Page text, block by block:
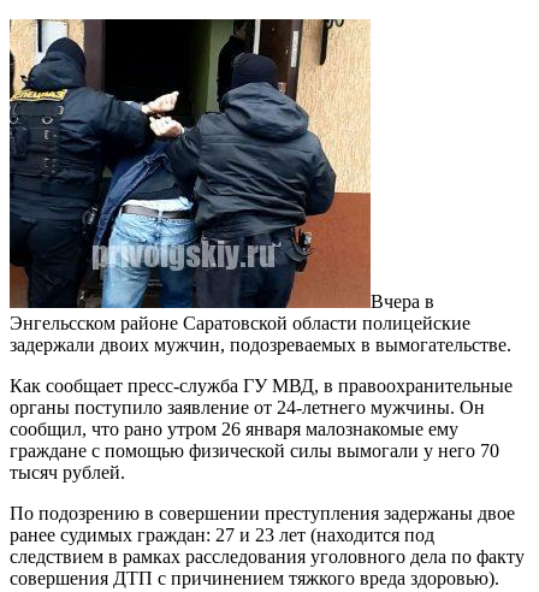
Вчера в
Энгельсском районе Саратовской области полицейские
задержали двоих мужчин, подозреваемых в вымогательстве.
Как сообщает пресс-служба ГУ МВД, в правоохранительные
органы поступило заявление от 24-летнего мужчины. Он
сообщил, что рано утром 26 января малознакомые ему
граждане с помощью физической силы вымогали у него 70
тысяч рублей.
По подозрению в совершении преступления задержаны двое
ранее судимых граждан: 27 и 23 лет (находится под
следствием в рамках расследования уголовного дела по факту
совершения ДТП с причинением тяжкого вреда здоровью).